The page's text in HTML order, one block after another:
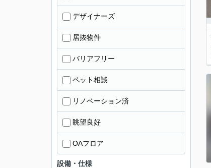
デザイナーズ
居抜物件
バリアフリー
ペット相談
リノベーション済
眺望良好
OAフロア
設備・仕様